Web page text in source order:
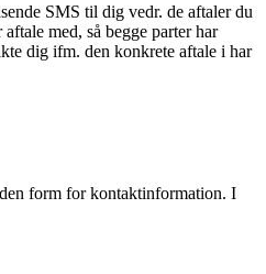
SMS til dig vedr. de aftaler du
med, så begge parter har
dig ifm. den konkrete aftale i har
form for kontaktinformation. I